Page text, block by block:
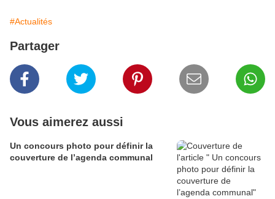
#Actualités
Partager
Vous aimerez aussi
Un concours photo pour définir la
couverture de l’agenda communal